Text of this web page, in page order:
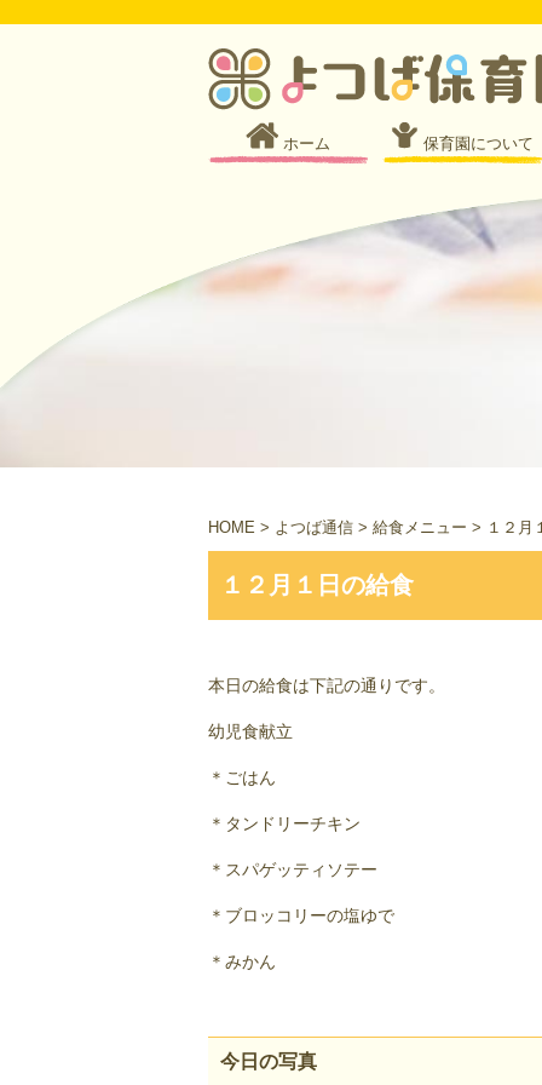
ホーム 保育園について
HOME > よつば通信 > 給食メニュー > １２月
１２月１日の給食
本日の給食は下記の通りです。
幼児食献立
＊ごはん
＊タンドリーチキン
＊スパゲッティソテー
＊ブロッコリーの塩ゆで
＊みかん
今日の写真